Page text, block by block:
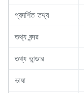
প্রদর্শিত তথ্য
তথ্য বন্দর
তথ্য ভান্ডার
ভাষা